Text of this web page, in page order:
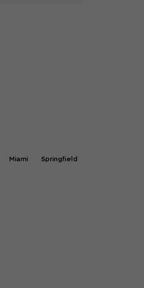
Miami Springfield